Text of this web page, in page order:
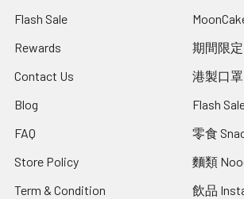
Flash Sale
Rewards
Contact Us
Blog
FAQ
Store Policy
Term & Condition
期間限
港製口罩
Flash
零食
麵類
飲品